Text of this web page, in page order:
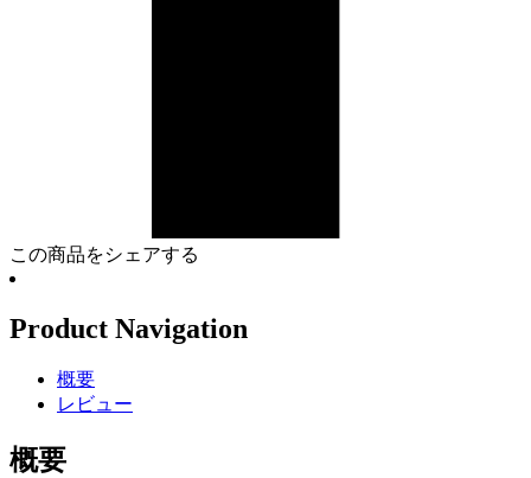
この商品をシェアする
Product Navigation
概要
レビュー
概要